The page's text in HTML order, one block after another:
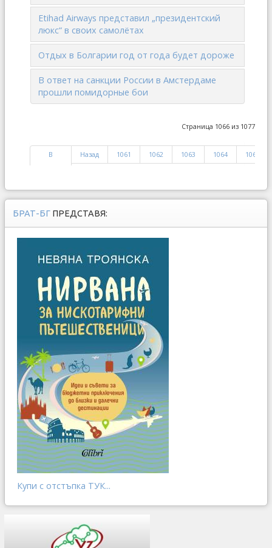
Etihad Airways представил „президентский
люкс“ в своих самолётах
Отдых в Болгарии год от года будет дороже
В ответ на санкции России в Амстердаме
прошли помидорные бои
Страница 1066 из 1077
В
Назад 1061 1062 1063 1064 1065
БРАТ-БГ ПРЕДСТАВЯ:
Купи с отстъпка ТУК...